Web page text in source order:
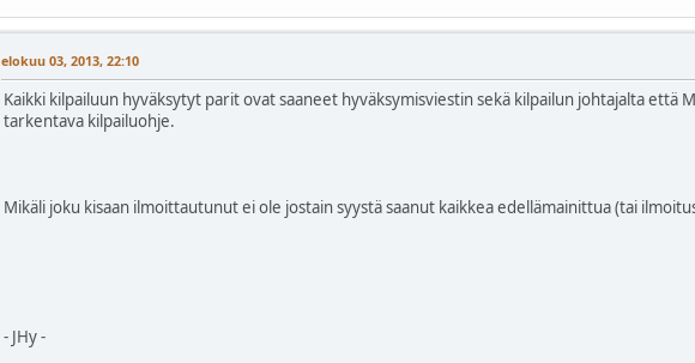
elokuu 03, 2013, 22:10
Kaikki kilpailuun hyväksytyt parit ovat saaneet hyväksymisviestin sekä kilpailun johtajalta että
tarkentava kilpailuohje.
Mikäli joku kisaan ilmoittautunut ei ole jostain syystä saanut kaikkea edellämainittua (tai
- JHy -